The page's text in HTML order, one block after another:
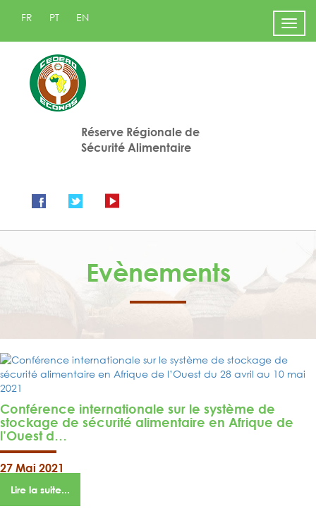
Menu
FR PT EN
Réserve Régionale de
Sécurité Alimentaire
Evènements
Conférence internationale sur le système de
stockage de sécurité alimentaire en Afrique de
l’Ouest d…
27 Mai 2021
Lire la suite...